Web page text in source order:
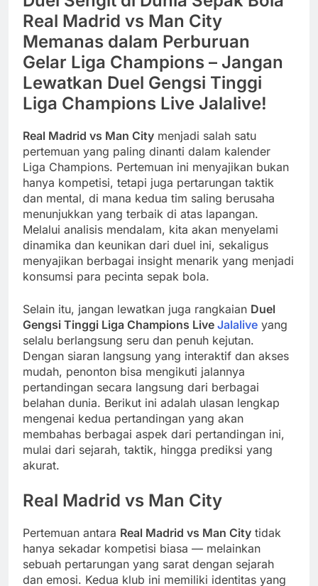
Real Madrid vs Man City
Memanas dalam Perburuan
Gelar Liga Champions – Jangan
Lewatkan Duel Gengsi Tinggi
Liga Champions Live Jalalive!
Real Madrid vs Man City menjadi salah satu
pertemuan yang paling dinanti dalam kalender
Liga Champions. Pertemuan ini menyajikan bukan
hanya kompetisi, tetapi juga pertarungan taktik
dan mental, di mana kedua tim saling berusaha
menunjukkan yang terbaik di atas lapangan.
Melalui analisis mendalam, kita akan menyelami
dinamika dan keunikan dari duel ini, sekaligus
menyajikan berbagai insight menarik yang menjadi
konsumsi para pecinta sepak bola.
Selain itu, jangan lewatkan juga rangkaian Duel
Gengsi Tinggi Liga Champions Live Jalalive yang
selalu berlangsung seru dan penuh kejutan.
Dengan siaran langsung yang interaktif dan akses
mudah, penonton bisa mengikuti jalannya
pertandingan secara langsung dari berbagai
belahan dunia. Berikut ini adalah ulasan lengkap
mengenai kedua pertandingan yang akan
membahas berbagai aspek dari pertandingan ini,
mulai dari sejarah, taktik, hingga prediksi yang
akurat.
Real Madrid vs Man City
Pertemuan antara Real Madrid vs Man City tidak
hanya sekadar kompetisi biasa — melainkan
sebuah pertarungan yang sarat dengan sejarah
dan emosi. Kedua klub ini memiliki identitas yang